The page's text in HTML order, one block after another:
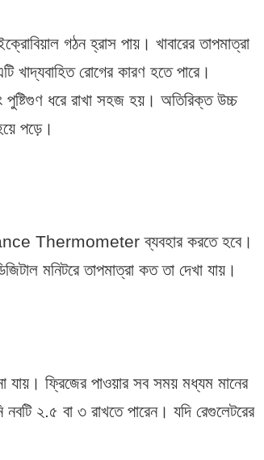
গঠন হ্রাস পায়। খাবারের তাপমাত্রা
খাদ্যবাহিত রোগের কারণ হতে পারে।
পুষ্টিগুণ ধরে রাখা সহজ হয়। অতিরিক্ত উচ্চ
পড়ে।
Thermometer ব্যবহার করতে হবে।
মনিটরে তাপমাত্রা কত তা দেখা যায়।
যায়। ফ্রিজের পাওয়ার সব সময় মধ্যম মানের
২.৫ বা ৩ রাখতে পারেন। যদি রেগুলেটরের